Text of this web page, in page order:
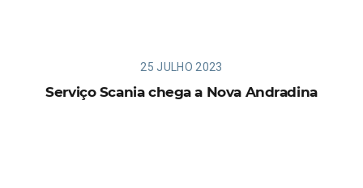
25 JULHO 2023
Serviço Scania chega a Nova Andradina